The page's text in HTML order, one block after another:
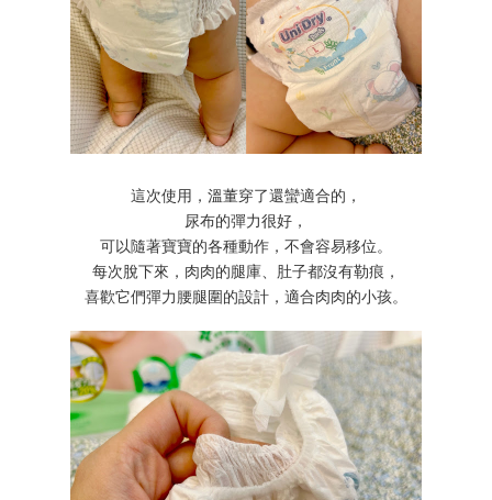
這次使用，溫董穿了還蠻適合的，
尿布的彈力很好，
可以隨著寶寶的各種動作，不會容易移位。
每次脫下來，肉肉的腿庫、肚子都沒有勒痕，
喜歡它們彈力腰腿圍的設計，適合肉肉的小孩。